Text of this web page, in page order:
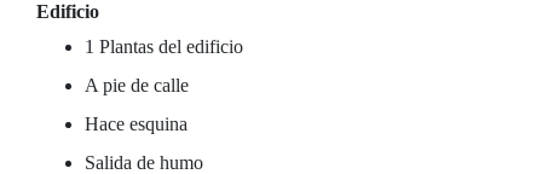
Edificio
1 Plantas del edificio
A pie de calle
Hace esquina
Salida de humo